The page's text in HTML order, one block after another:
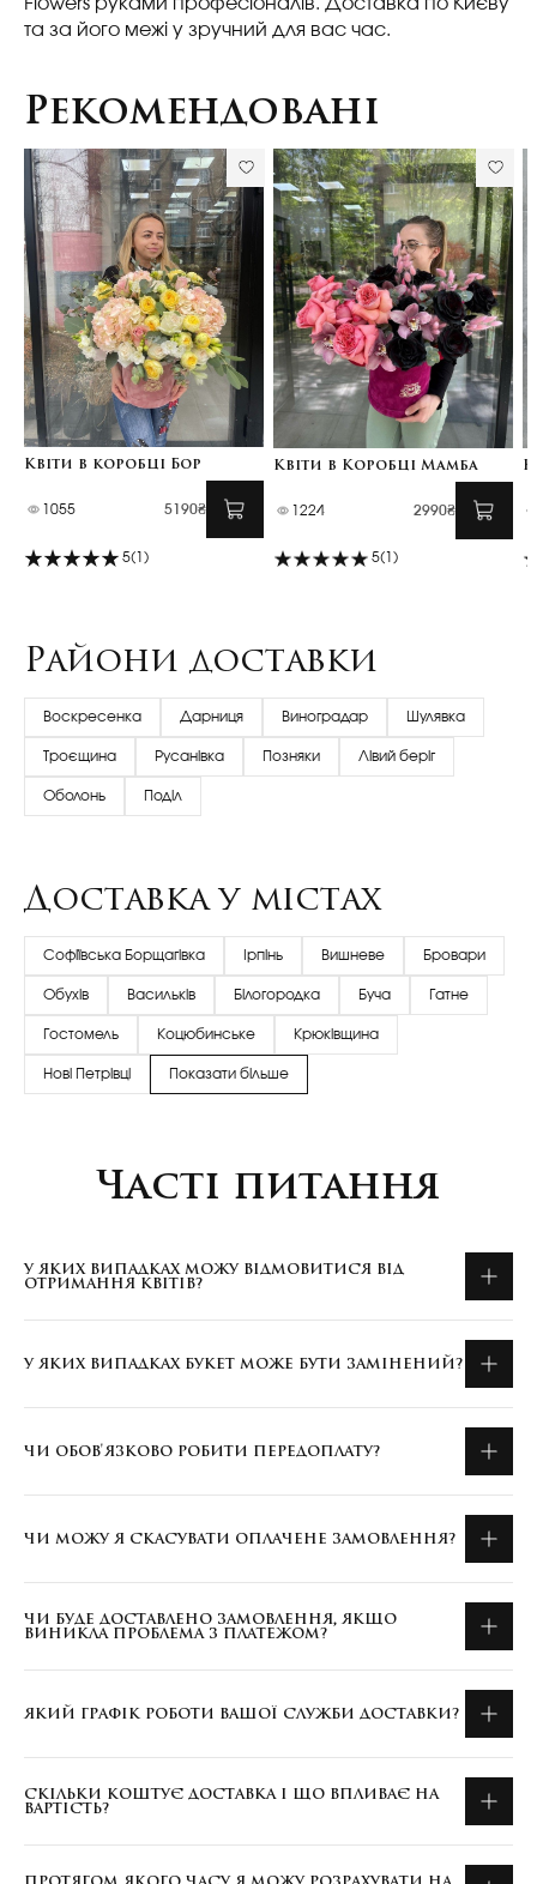
та за його межі у зручний для вас час.
Рекомендовані
Квіти в коробці Бор
1055 5190₴
5(1)
Квіти в Коробці Мамба
1224 2990₴
5(1)
Райони доставки
Воскресенка Дарниця Виноградар Шулявка
Троєщина Русанівка Позняки Лівий беріг
Оболонь Поділ
Доставка у містах
Софіївська Борщагівка Ірпінь Вишневе Бровари
Обухів Васильків Білогородка Буча Гатне
Гостомель Коцюбинське Крюківщина
Нові Петрівці Показати більше
Часті питання
У ЯКИХ ВИПАДКАХ МОЖУ ВІДМОВИТИСЯ ВІД
ОТРИМАННЯ КВІТІВ?
У ЯКИХ ВИПАДКАХ БУКЕТ МОЖЕ БУТИ ЗАМІНЕНИЙ?
ЧИ ОБОВ'ЯЗКОВО РОБИТИ ПЕРЕДОПЛАТУ?
ЧИ МОЖУ Я СКАСУВАТИ ОПЛАЧЕНЕ ЗАМОВЛЕННЯ?
ЧИ БУДЕ ДОСТАВЛЕНО ЗАМОВЛЕННЯ, ЯКЩО
ВИНИКЛА ПРОБЛЕМА З ПЛАТЕЖОМ?
ЯКИЙ ГРАФІК РОБОТИ ВАШОЇ СЛУЖБИ ДОСТАВКИ?
СКІЛЬКИ КОШТУЄ ДОСТАВКА І ЩО ВПЛИВАЄ НА
ВАРТІСТЬ?